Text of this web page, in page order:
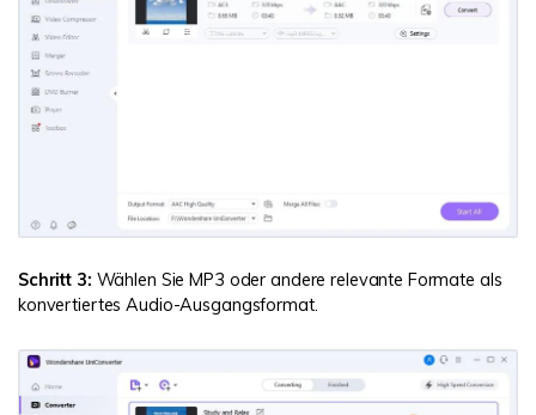
Schritt 3: Wählen Sie MP3 oder andere relevante Formate als
konvertiertes Audio-Ausgangsformat.